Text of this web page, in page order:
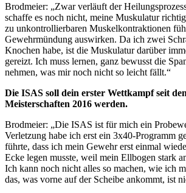
Brodmeier: „Zwar verläuft der
schaffe es noch nicht, meine Muskulatur
zu unkontrollierbaren Muskelkontraktionen
Gewehrmündung auswirken. Da ich zwei
Knochen habe, ist die Muskulatur darüber
gereizt. Ich muss lernen, ganz bewusst die
nehmen, was mir noch nicht so leicht fällt.“
Die ISAS soll dein erster Wettkampf seit
Meisterschaften 2016 werden.
Brodmeier: „Die ISAS ist für mich ein
Verletzung habe ich erst ein 3x40-Programm
führte, dass ich mein Gewehr erst einmal
Ecke legen musste, weil mein Ellbogen stark
Ich kann noch nicht alles so machen, wie ich
das, was vorne auf der Scheibe ankommt, ist